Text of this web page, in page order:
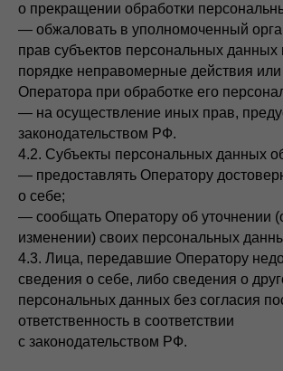
о прекращении обработки
— обжаловать в уполномоченный
прав субъектов персональных данных
порядке неправомерные действия или
Оператора при обработке его
— на осуществление иных прав,
законодательством РФ.
4.2. Субъекты персональных данных
— предоставлять Оператору
о себе;
— сообщать Оператору об уточнении
изменении) своих персональных
4.3. Лица, передавшие Оператору
сведения о себе, либо сведения о
персональных данных без согласия
ответственность в соответствии
с законодательством РФ.